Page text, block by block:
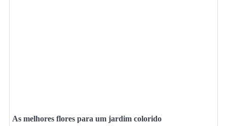
As melhores flores para um jardim colorido